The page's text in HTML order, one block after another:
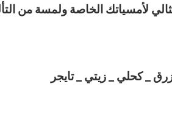
لأمسياتك الخاصة ولمسة من
_ كحلي _ زيتي _ تايجر